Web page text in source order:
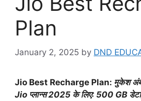
Plan
January 2, 2025 by DND
Jio Best Recharge Plan: मुकेश
Jio प्लान्स 2025 के लिए: 500 GB